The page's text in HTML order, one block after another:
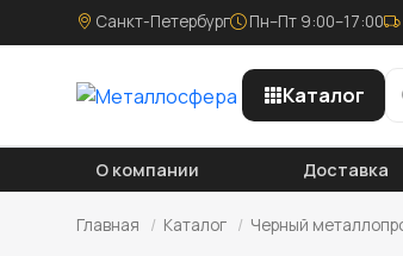
Санкт-Петербург Пн–Пт 9:00–17:00
Каталог
О компании Доставка
Главная / Каталог / Черный